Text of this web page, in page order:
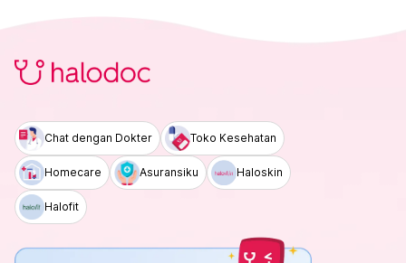
Chat dengan Dokter Toko Kesehatan
Homecare Asuransiku Haloskin
Halofit